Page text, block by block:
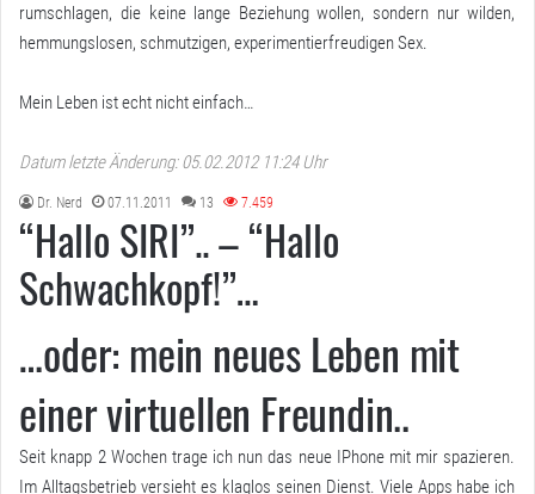
rumschlagen, die keine lange Beziehung wollen, sondern nur wilden,
hemmungslosen, schmutzigen, experimentierfreudigen Sex.
Mein Leben ist echt nicht einfach…
Datum letzte Änderung: 05.02.2012 11:24 Uhr
Dr. Nerd 07.11.2011 13 7.459
“Hallo SIRI”.. – “Hallo
Schwachkopf!”…
…oder: mein neues Leben mit
einer virtuellen Freundin..
Seit knapp 2 Wochen trage ich nun das neue IPhone mit mir spazieren.
Im Alltagsbetrieb versieht es klaglos seinen Dienst. Viele Apps habe ich